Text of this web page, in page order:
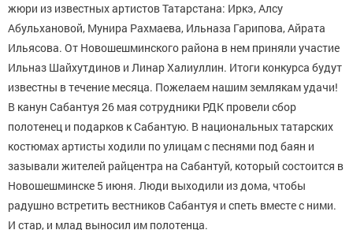
жюри из известных артистов Татарстана: Иркэ, Алсу
Абульхановой, Мунира Рахмаева, Ильназа Гарипова, Айрата
Ильясова. От Новошешминского района в нем приняли участие
Ильназ Шайхутдинов и Линар Халиуллин. Итоги конкурса будут
известны в течение месяца. Пожелаем нашим землякам удачи!
В канун Сабантуя 26 мая сотрудники РДК провели сбор
полотенец и подарков к Сабантую. В национальных татарских
костюмах артисты ходили по улицам с песнями под баян и
зазывали жителей райцентра на Сабантуй, который состоится в
Новошешминске 5 июня. Люди выходили из дома, чтобы
радушно встретить вестников Сабантуя и спеть вместе с ними.
И стар, и млад выносил им полотенца.